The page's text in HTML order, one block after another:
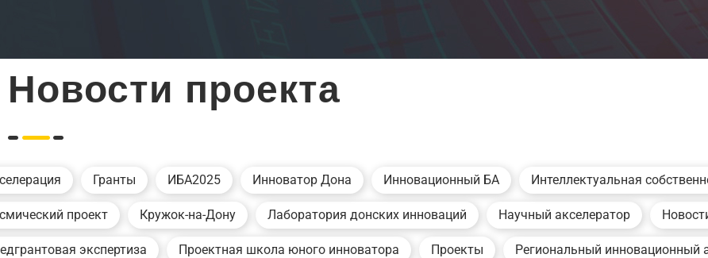
Новости проекта
Гранты ИБА2025 Инноватор Дона Инновационный БА Интеллектуальная
проект Кружок-на-Дону Лаборатория донских инноваций Научный акселератор
экспертиза Проектная школа юного инноватора Проекты Региональный инновационный